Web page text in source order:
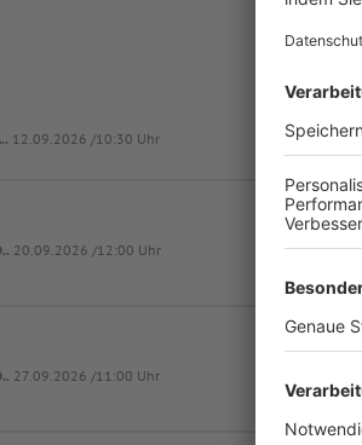
12.09.2026 /10:30 Uhr
20.09.2026 /12:00 Uhr FC
27.09.2026 /11:00 Uhr